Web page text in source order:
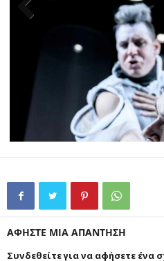
ΑΦΗΣΤΕ ΜΙΑ ΑΠΑΝΤΗΣΗ
Συνδεθείτε για να αφήσετε ένα